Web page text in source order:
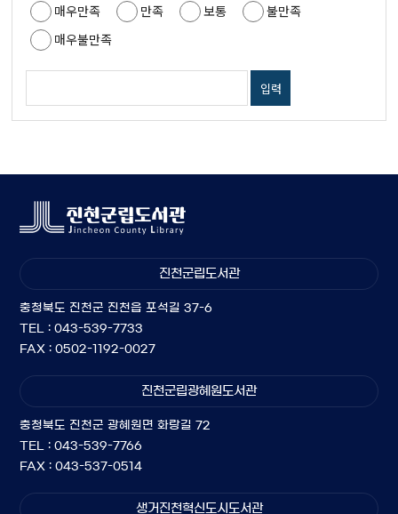
매우만족
만족 보통
불만족
매우불만족
진천군립도서관
충청북도 진천군 진천읍 포석길 37-6
TEL : 043-539-7733
FAX : 0502-1192-0027
진천군립광혜원도서관
충청북도 진천군 광혜원면 화랑길 72
TEL : 043-539-7766
FAX : 043-537-0514
생거진천혁신도시도서관